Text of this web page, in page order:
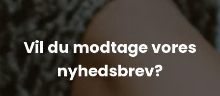
Vil du modtage vores
nyhedsbrev?